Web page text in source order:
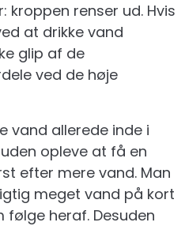
kroppen renser ud. Hvis
at drikke vand
glip af de
ved de høje
vand allerede inde i
opleve at få en
efter mere vand. Man
meget vand på kort
heraf. Desuden